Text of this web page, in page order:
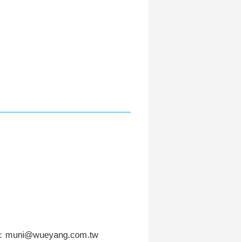
muni@wueyang.com.tw